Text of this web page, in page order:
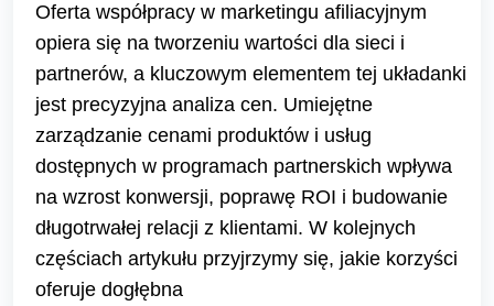
Oferta współpracy w marketingu afiliacyjnym
opiera się na tworzeniu wartości dla sieci i
partnerów, a kluczowym elementem tej układanki
jest precyzyjna analiza cen. Umiejętne
zarządzanie cenami produktów i usług
dostępnych w programach partnerskich wpływa
na wzrost konwersji, poprawę ROI i budowanie
długotrwałej relacji z klientami. W kolejnych
częściach artykułu przyjrzymy się, jakie korzyści
oferuje dogłębna